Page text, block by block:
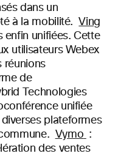
dans un
à la mobilité. Ving
enfin unifiées. Cette
utilisateurs Webex
réunions
de
Technologies
unifiée
plateformes
Vymo :
des ventes